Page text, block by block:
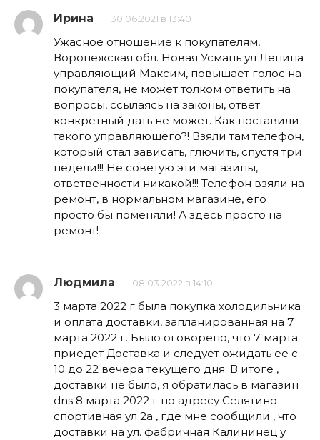
Ирина 30.06.2021 в 13:40
Ужасное отношение к покупателям,
Воронежская обл. Новая Усмань ул Ленина
управляющий Максим, повышает голос на
покупателя, не может толком ответить на
вопросы, ссылаясь на законы, ответ
конкретный дать не может. Как поставили
такого управляющего?! Взяли там телефон,
который стал зависать, глючить, спустя три
недели!!! Не советую эти магазины,
ответвенности никакой!!! Телефон взяли на
ремонт, в нормальном магазине, его
просто бы поменяли! А здесь просто на
ремонт!
Людмила 08.03.2022 в 14:10
3 марта 2022 г была покупка холодильника
и оплата доставки, запланированная на 7
марта 2022 г. Было оговорено, что 7 марта
приедет Доставка и следует ожидать ее с
10 до 22 вечера текущего дня. В итоге ,
доставки не было, я обратилась в магазин
dns 8 марта 2022 г по адресу Селятино
спортивная ул 2а , где мне сообщили , что
доставки на ул. фабричная Калининец у